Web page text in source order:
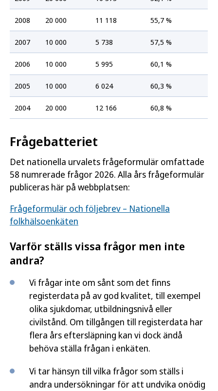
2008 20 000 11 118 55,7 %
2007 10 000 5 738 57,5 %
2006 10 000 5 995 60,1 %
2005 10 000 6 024 60,3 %
2004 20 000 12 166 60,8 %
Frågebatteriet
Det nationella urvalets frågeformulär omfattade
58 numrerade frågor 2026. Alla års frågeformulär
publiceras här på webbplatsen:
Frågeformulär och följebrev – Nationella
folkhälsoenkäten
Varför ställs vissa frågor men inte
andra?
Vi frågar inte om sånt som det finns
registerdata på av god kvalitet, till exempel
olika sjukdomar, utbildningsnivå eller
civilstånd. Om tillgången till registerdata har
flera års eftersläpning kan vi dock ändå
behöva ställa frågan i enkäten.
Vi tar hänsyn till vilka frågor som ställs i
andra undersökningar för att undvika onödig